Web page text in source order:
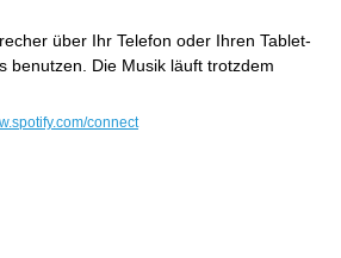
über Ihr Telefon oder Ihren Tablet-
benutzen. Die Musik läuft trotzdem
connect